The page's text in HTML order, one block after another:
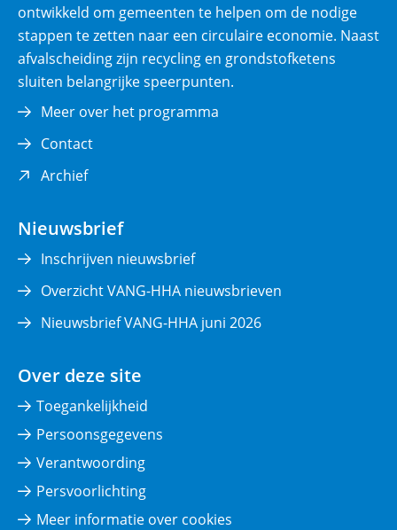
ontwikkeld om gemeenten te helpen om de nodige
stappen te zetten naar een circulaire economie. Naast
afvalscheiding zijn recycling en grondstofketens
sluiten belangrijke speerpunten.
Meer over het programma
Contact
Archief(opent
nieuw
Nieuwsbrief
Inschrijven nieuwsbrief
Overzicht VANG-HHA nieuwsbrieven
Nieuwsbrief VANG-HHA juni 2026
Over deze site
Toegankelijkheid
Persoonsgegevens
Verantwoording
Persvoorlichting
Meer informatie over cookies